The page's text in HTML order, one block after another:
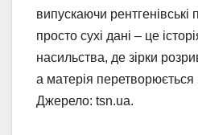
випускаючи
просто сухі дані – це
насильства, де зірки
а матерія перетворюється
Джерело: tsn.ua.